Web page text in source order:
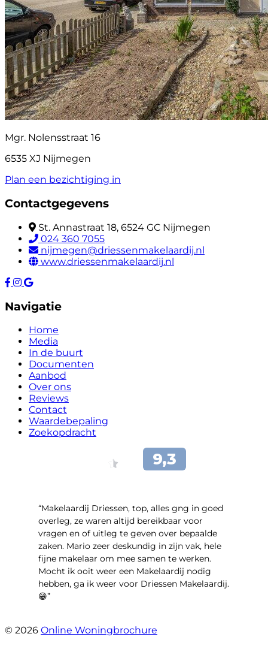
Mgr. Nolensstraat 16
6535 XJ Nijmegen
Plan een bezichtiging in
Contactgegevens
St. Annastraat 18, 6524 GC Nijmegen
024 360 7055
nijmegen@driessenmakelaardij.nl
www.driessenmakelaardij.nl
Navigatie
Home
Media
In de buurt
Documenten
Aanbod
Over ons
Reviews
Contact
Waardebepaling
Zoekopdracht
“Makelaardij Driessen, top, alles gng in goed
overleg, ze waren altijd bereikbaar voor
vragen en of uitleg te geven over bepaalde
zaken. Mario zeer deskundig in zijn vak, hele
fijne makelaar om mee samen te werken.
Mocht ik ooit weer een Makelaardij nodig
hebben, ga ik weer voor Driessen Makelaardij.
😁”
© 2026 Online Woningbrochure